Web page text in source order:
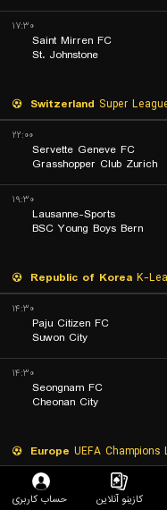
۱۷:۳۰
Saint Mirren FC
St. Johnstone
Switzerland Super
۲۲:۰۰
Servette Geneve FC
Grasshopper Club Zurich
۱۹:۳۰
Lausanne-Sports
BSC Young Boys Bern
Republic of Korea K-
۱۴:۳۰
Paju Citizen FC
Suwon City
۱۴:۳۰
Seongnam FC
Cheonan City
Europe UEFA
BSC Young Boys Berna (W)
کازینو آنلاین حساب کاربری